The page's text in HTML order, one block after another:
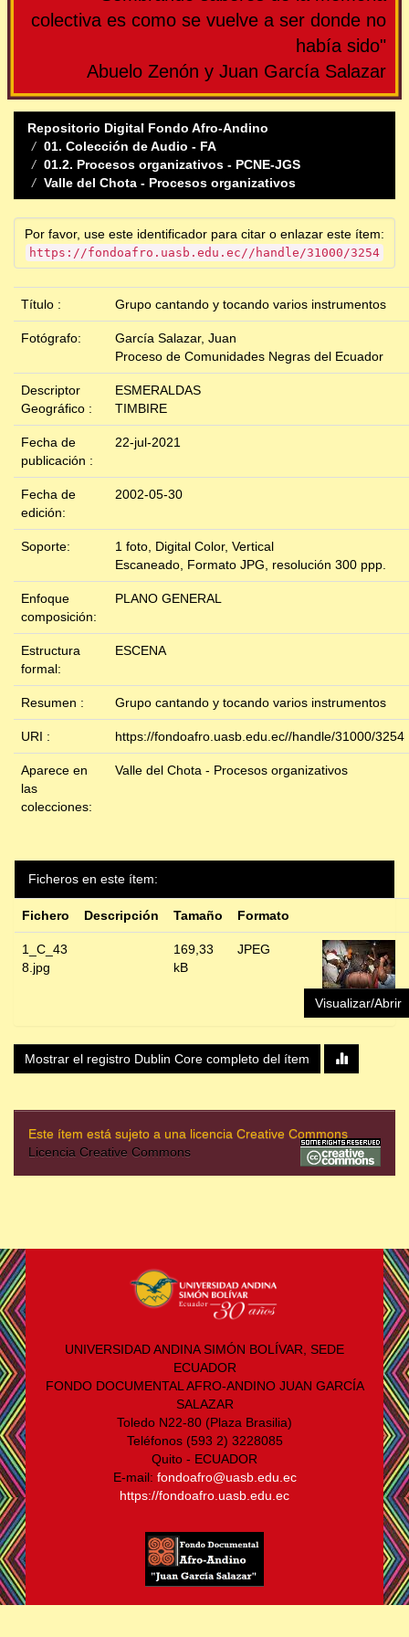
colectiva es como se vuelve a ser donde no
había sido"
Abuelo Zenón y Juan García Salazar
Repositorio Digital Fondo Afro-Andino
01. Colección de Audio - FA
01.2. Procesos organizativos - PCNE-JGS
Valle del Chota - Procesos organizativos
Por favor, use este identificador para citar o enlazar este ítem:
https://fondoafro.uasb.edu.ec//handle/31000/3254
Título : Grupo cantando y tocando varios instrumentos
Fotógrafo:
García Salazar, Juan
Proceso de Comunidades Negras del Ecuador
Descriptor
Geográfico :
ESMERALDAS
TIMBIRE
Fecha de
publicación :
22-jul-2021
Fecha de
edición:
2002-05-30
Soporte:
1 foto, Digital Color, Vertical
Escaneado, Formato JPG, resolución 300 ppp.
Enfoque
composición:
PLANO GENERAL
Estructura
formal:
ESCENA
Resumen : Grupo cantando y tocando varios instrumentos
URI : https://fondoafro.uasb.edu.ec//handle/31000/3254
Aparece en
las
colecciones:
Valle del Chota - Procesos organizativos
Ficheros en este ítem:
Fichero Descripción Tamaño Formato
1_C_43
8.jpg
169,33
kB
JPEG
Visualizar/Abrir
Mostrar el registro Dublin Core completo del ítem
Este ítem está sujeto a una licencia Creative Commons
Licencia Creative Commons
UNIVERSIDAD ANDINA SIMÓN BOLÍVAR, SEDE
ECUADOR
FONDO DOCUMENTAL AFRO-ANDINO JUAN GARCÍA
SALAZAR
Toledo N22-80 (Plaza Brasilia)
Teléfonos (593 2) 3228085
Quito - ECUADOR
E-mail: fondoafro@uasb.edu.ec
https://fondoafro.uasb.edu.ec